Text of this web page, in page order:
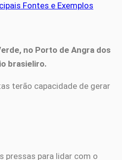
Fontes e Exemplos
no Porto de Angra dos
brasieliro.
terão capacidade de gerar
pressas para lidar com o